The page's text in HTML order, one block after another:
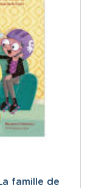
famille de